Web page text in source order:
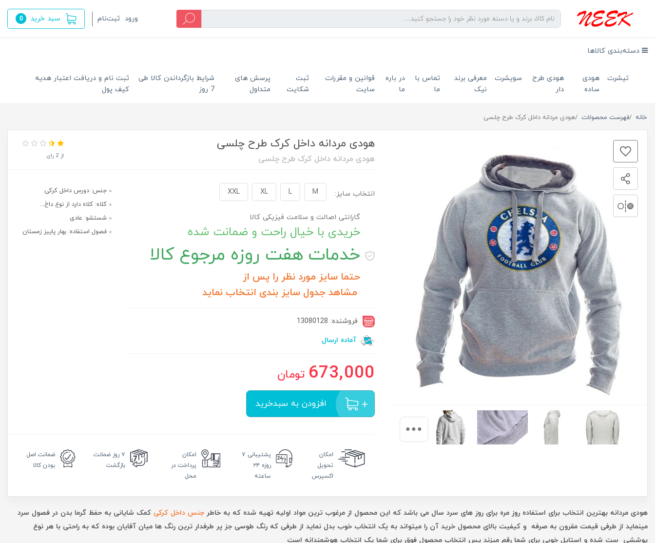
ورود ثبت‌نام سبد خرید 0
دسته‌بندی کالاها
تیشرت
هودی
ساده
هودی طرح
دار
سویشرت
معرفی برند
نیک
تماس با
ما
در باره
ما
قوانین و مقررات
سایت
ثبت
شکایت
پرسش های
متداول
شرایط بازگرداندن کالا طی
7 روز
ثبت نام و دریافت اعتبار هدیه
کیف پول
خانه فهرست محصولات هودی مردانه داخل کرک طرح چلسی
هودی مردانه داخل کرک طرح چلسی
هودی مردانه داخل کرک طرح چلسی از 2 رای
انتخاب سایز: M
L
XL
XXL
گارانتی اصالت و سلامت فیزیکی کالا
خریدی با خیال راحت و ضمانت شده
خدمات هفت روزه مرجوع کالا
حتما سایز مورد نظر را پس از
مشاهد جدول سایز بندی انتخاب نماید
فروشنده: 13080128
آماده ارسال
673,000 تومان
افزودن به سبدخرید
جنس: دورس داخل کرکی
کلاه: کلاه دارد از نوع داخ...
شستشو: عادی
فصول استفاده: بهار پاییز زمستان
امکان
تحویل
اکسپرس
پشتیبانی ۷
روزه ۲۴
ساعته
امکان
پرداخت در
محل
۷ روز
ضمانت
بازگشت
ضمانت اصل
بودن کالا
هودی مردانه بهترین انتخاب برای استفاده روز مره برای روز های سرد سال می باشد که این محصول از مرغوب ترین مواد اولیه تهیه شده که به خاطر جنس داخل کرکی کمک شایانی به حفظ گرما بدن در فصول سرد
مینماید از طرفی قیمت مقرون به صرفه و کیفیت بالای محصول خرید آن را میتواند به یک انتخاب خوب بدل نماید از طرفی که رنگ طوسی جز پر طرفدار ترین رنگ ها میان آقایان بوده که به راحتی با هر نوع
پوششی ست شده و استایل خوبی برای شما رقم میزند پس انتخاب محصول فوق برای شما یک انتخاب هوشمندانه است